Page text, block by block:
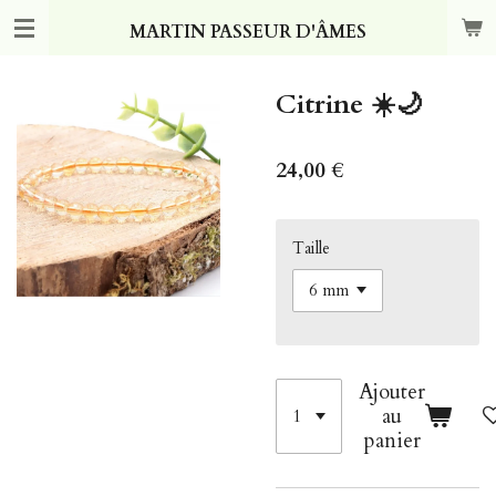
Passer
MARTIN PASSEUR D'ÂMES
Citrine ☀️🌙
24,00 €
Taille
Ajouter
au
panier